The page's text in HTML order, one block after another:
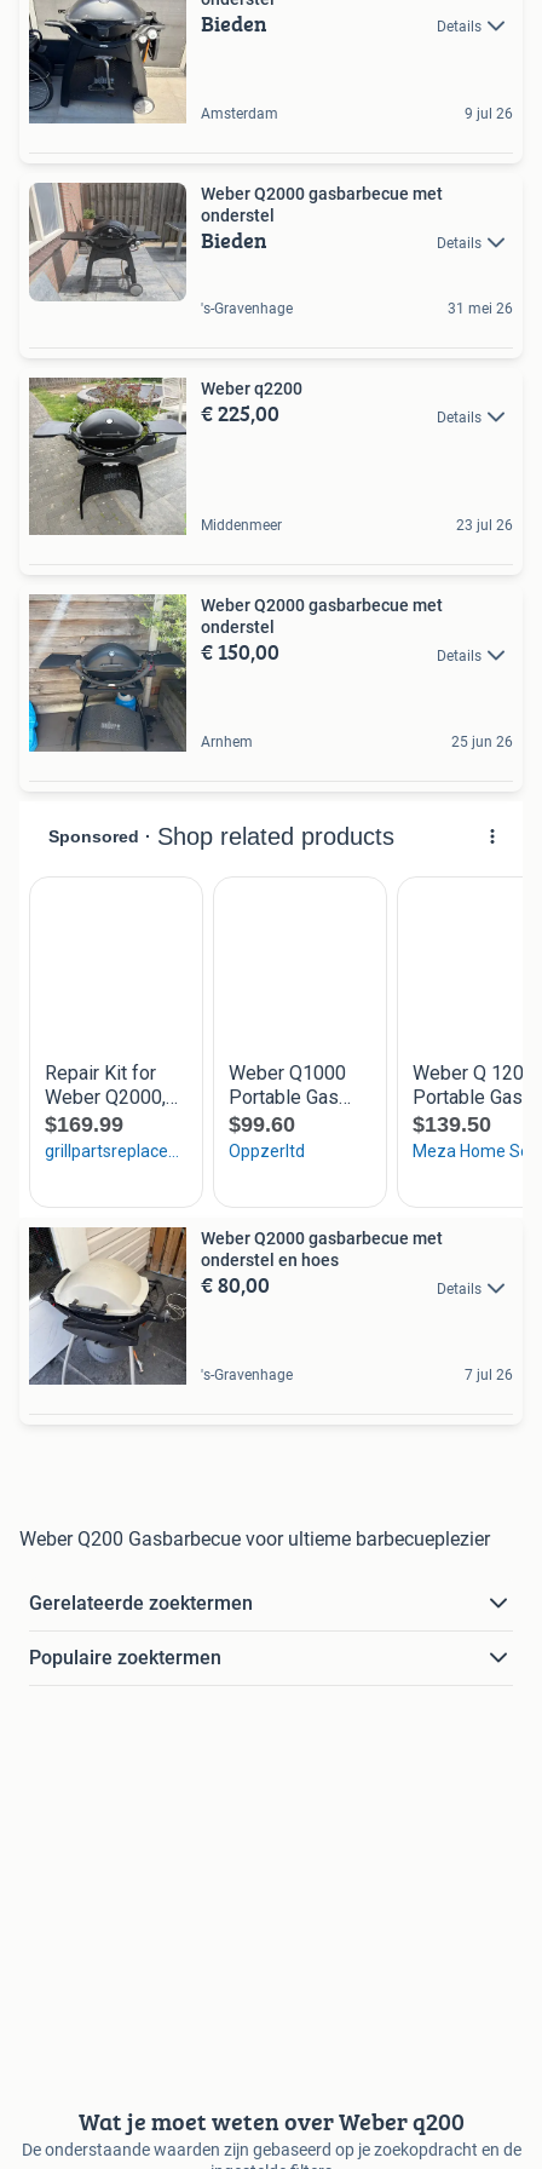
Bieden Details
Amsterdam 9 jul 26
Weber Q2000 gasbarbecue met
onderstel
Bieden Details
's-Gravenhage 31 mei 26
Weber q2200
€ 225,00 Details
Middenmeer 23 jul 26
Weber Q2000 gasbarbecue met
onderstel
€ 150,00 Details
Arnhem 25 jun 26
Weber Q2000 gasbarbecue met
onderstel en hoes
€ 80,00 Details
's-Gravenhage 7 jul 26
Weber Q200 Gasbarbecue voor ultieme barbecueplezier
Gerelateerde zoektermen
Populaire zoektermen
Wat je moet weten over Weber q200
De onderstaande waarden zijn gebaseerd op je zoekopdracht en de